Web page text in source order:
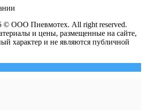
© ООО Пневмотех. All right reserved.
и цены, размещенные на сайте,
характер и не являются публичной